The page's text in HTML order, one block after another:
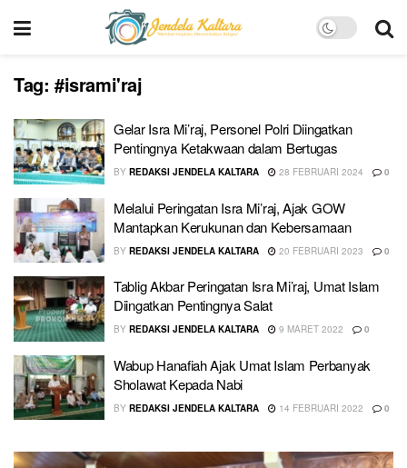
Tag: #isrami'raj
Gelar Isra Mi’raj, Personel Polri Diingatkan
Pentingnya Ketakwaan dalam Bertugas
BY REDAKSI JENDELA KALTARA 28 FEBRUARI 2024 0
Melalui Peringatan Isra Mi’raj, Ajak GOW
Mantapkan Kerukunan dan Kebersamaan
BY REDAKSI JENDELA KALTARA 20 FEBRUARI 2023 0
Tablig Akbar Peringatan Isra Mi’raj, Umat Islam
Diingatkan Pentingnya Salat
BY REDAKSI JENDELA KALTARA 9 MARET 2022 0
Wabup Hanafiah Ajak Umat Islam Perbanyak
Sholawat Kepada Nabi
BY REDAKSI JENDELA KALTARA 14 FEBRUARI 2022 0